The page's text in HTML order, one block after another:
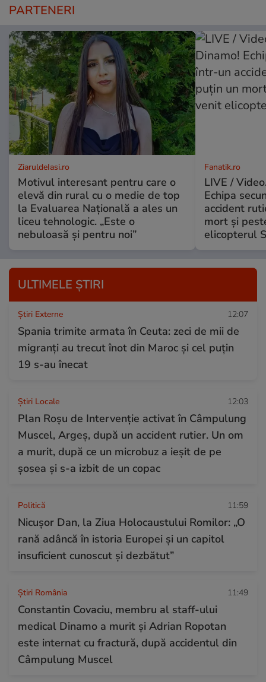
PARTENERI
ZiaruldeIasi.ro
Motivul interesant pentru care o
elevă din rural cu o medie de top
la Evaluarea Națională a ales un
liceu tehnologic. „Este o
nebuloasă și pentru noi”
Fanatik.ro
LIVE /
Echipa
accident
mort și
elicopterul
ULTIMELE ȘTIRI
Știri Externe 12:07
Spania trimite armata în Ceuta: zeci de mii de
migranți au trecut înot din Maroc și cel puțin
19 s-au înecat
Știri Locale 12:03
Plan Roșu de Intervenție activat în Câmpulung
Muscel, Argeș, după un accident rutier. Un om
a murit, după ce un microbuz a ieșit de pe
șosea și s-a izbit de un copac
Politică 11:59
Nicuşor Dan, la Ziua Holocaustului Romilor: „O
rană adâncă în istoria Europei și un capitol
insuficient cunoscut și dezbătut”
Știri România 11:49
Constantin Covaciu, membru al staff-ului
medical Dinamo a murit și Adrian Ropotan
este internat cu fractură, după accidentul din
Câmpulung Muscel